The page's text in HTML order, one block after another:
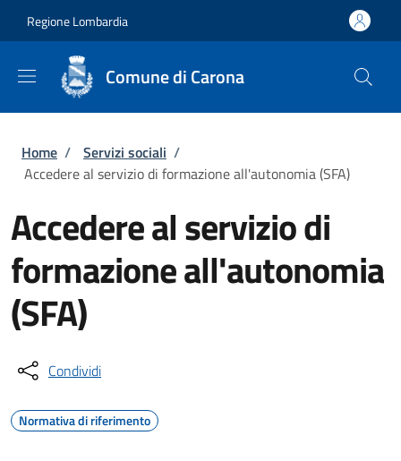
Regione Lombardia
Comune di Carona
Briciole di pane
Home / Servizi sociali /
Accedere al servizio di formazione all'autonomia (SFA)
Accedere al servizio di
formazione all'autonomia
(SFA)
Condividi
Normativa di riferimento